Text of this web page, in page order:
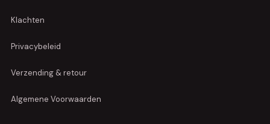
Klachten
Privacybeleid
Verzending & retour
Algemene Voorwaarden